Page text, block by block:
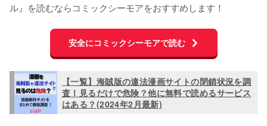
ル』を読むならコミックシーモアをおすすめします！
安全にコミックシーモアで読む
【一覧】海賊版の違法漫画サイトの閉鎖状況を調
査！見るだけで危険？他に無料で読めるサービス
はある？(2024年2月最新)